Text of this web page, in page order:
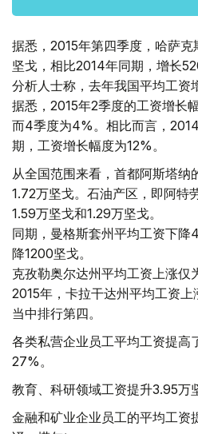
据悉，2015年第四季度，哈萨
坚戈，相比2014年同期，增长
分析人士称，去年我国平均工资
据悉，2015年2季度的工资增长
而4季度为4%。相比而言，
期，工资增长幅度为12%。
从全国范围来看，首都阿斯塔纳
1.72万坚戈。石油产区，即阿特
1.59万坚戈和1.29万坚戈。
同期，曼格斯套州平均工资下
降1200坚戈。
克孜勒奥尔达州平均工资上涨仅
2015年，卡拉干达州平均工资
当中排行第四。
各类私营企业员工平均工资提高
27%。
教育、科研领域工资提升3.95万
金融和矿业企业员工的平均工资